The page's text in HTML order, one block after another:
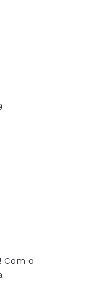
Com o